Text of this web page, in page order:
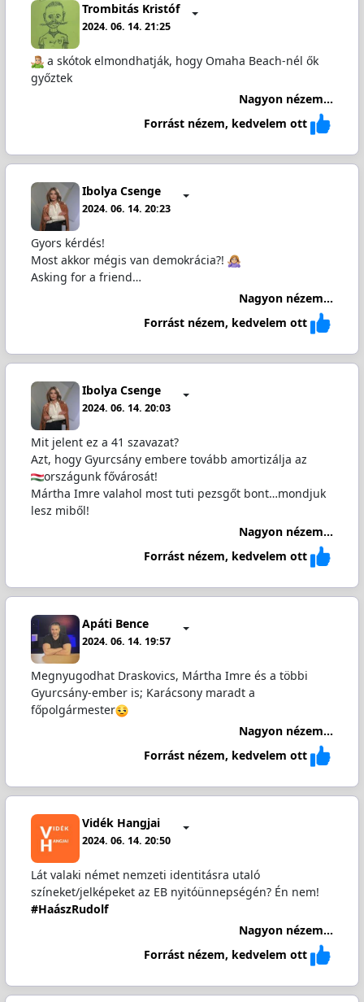
Trombitás Kristóf
2024. 06. 14. 21:25
️ a skótok elmondhatják, hogy Omaha Beach-nél ők
győztek
Nagyon nézem...
Forrást nézem, kedvelem ott
Ibolya Csenge
2024. 06. 14. 20:23
Gyors kérdés!
Most akkor mégis van demokrácia?!
Asking for a friend…
Nagyon nézem...
Forrást nézem, kedvelem ott
Ibolya Csenge
2024. 06. 14. 20:03
Mit jelent ez a 41 szavazat?
Azt, hogy Gyurcsány embere tovább amortizálja az
országunk fővárosát!
Mártha Imre valahol most tuti pezsgőt bont…mondjuk
lesz miből!
Nagyon nézem...
Forrást nézem, kedvelem ott
Apáti Bence
2024. 06. 14. 19:57
Megnyugodhat Draskovics, Mártha Imre és a többi
Gyurcsány-ember is; Karácsony maradt a
főpolgármester
Nagyon nézem...
Forrást nézem, kedvelem ott
Vidék Hangjai
2024. 06. 14. 20:50
Lát valaki német nemzeti identitásra utaló
színeket/jelképeket az EB nyitóünnepségén? Én nem!
#HaászRudolf
Nagyon nézem...
Forrást nézem, kedvelem ott